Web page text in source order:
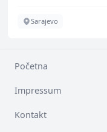
Sarajevo
Početna
Impressum
Kontakt